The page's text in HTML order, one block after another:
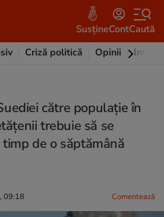
SusțineContCaută
Criză politică Opinii
către populație în
trebuie să se
de o săptămână
09:18 Comentează